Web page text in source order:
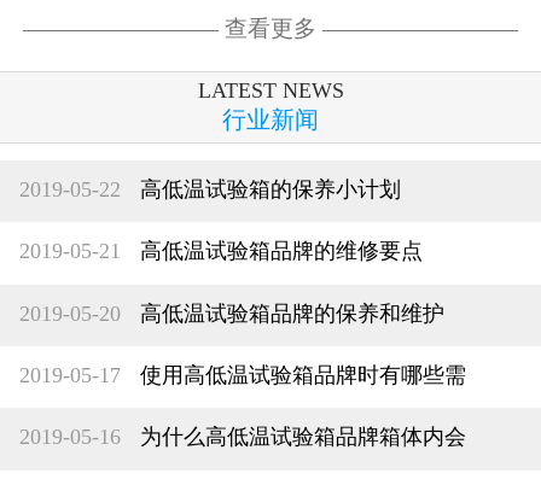
查看更多
LATEST NEWS
行业新闻
2019-05-22 高低温试验箱的保养小计划
2019-05-21 高低温试验箱品牌的维修要点
2019-05-20 高低温试验箱品牌的保养和维护
2019-05-17 使用高低温试验箱品牌时有哪些需
2019-05-16 为什么高低温试验箱品牌箱体内会